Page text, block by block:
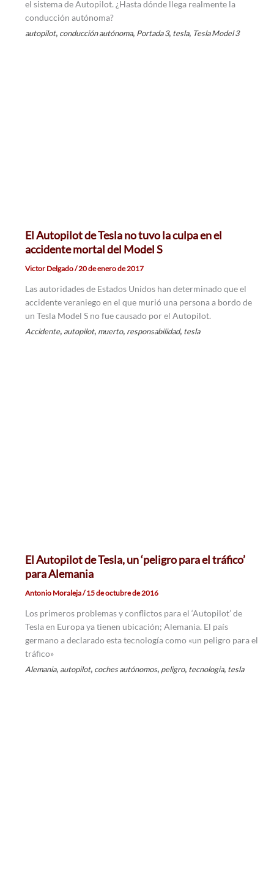
el sistema de Autopilot. ¿Hasta dónde llega realmente la
conducción autónoma?
autopilot, conducción autónoma, Portada 3, tesla, Tesla Model 3
El Autopilot de Tesla no tuvo la culpa en el
accidente mortal del Model S
Victor Delgado/20 de enero de 2017
Las autoridades de Estados Unidos han determinado que el
accidente veraniego en el que murió una persona a bordo de
un Tesla Model S no fue causado por el Autopilot.
Accidente, autopilot, muerto, responsabilidad, tesla
El Autopilot de Tesla, un ‘peligro para el tráfico’
para Alemania
Antonio Moraleja/15 de octubre de 2016
Los primeros problemas y conflictos para el ‘Autopilot’ de
Tesla en Europa ya tienen ubicación; Alemania. El país
germano a declarado esta tecnología como «un peligro para el
tráfico»
Alemania, autopilot, coches autónomos, peligro, tecnologia, tesla